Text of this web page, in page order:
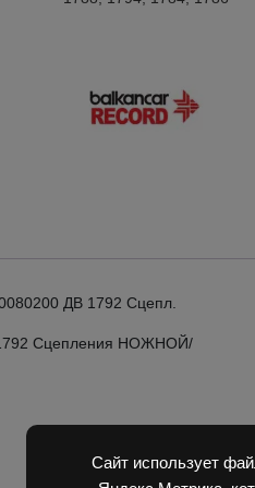
Сайт использует
ДВ 1792 Сцепл.
1792 Сцепления НОЖНОЙ/